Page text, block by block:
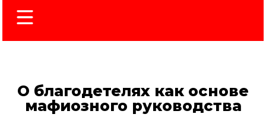
О благодетелях как основе
мафиозного руководства